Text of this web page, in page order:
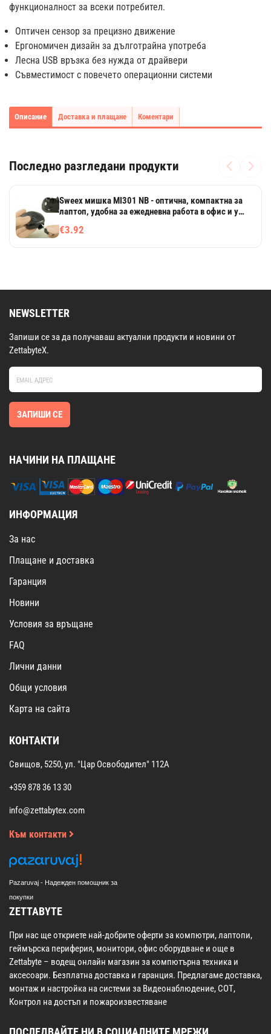
функционалност за всеки потребител.
Оптичен сензор за прецизно движение
Ергономичен дизайн за дълготрайна употреба
Лесна USB връзка без нужда от драйвери
Съвместимост с повечето операционни системи
Описание Доставка и плащане Коментари
Последно разгледани продукти
Sweex мишка MI301 NB - оптична, компактна за
лаптоп, удобна за ежедневна работа в офис и у
€3.92
NEWSLETTER
Запиши се за да получаваш актуални продукти и новини от
ZettabyteX.
ЗАПИШИ СЕ
НАЧИНИ НА ПЛАЩАНЕ
ИНФОРМАЦИЯ
За нас
Плащане и доставка
Гаранция
Новини
Условия за връщане
FAQ
Лични данни
Общи условия
Карта на сайта
КОНТАКТИ
Свищов, 5250, ул. "Цар Освободител" 112А
+359 878 36 13 30
info@zettabytex.com
Към контакти
Pazaruvaj - Надежден помощник за
покупки
ZETTABYTE
При нас ще откриете най-добрите оферти за компютри, лаптопи,
геймърска периферия, монитори, офис оборудване и още в
Zettabyte – водещ онлайн магазин за компютърна техника и
аксесоари. Безплатна доставка и гаранция. Предлагаме доставка,
монтаж и настройка на системи за Видеонаблюдение, СОТ,
Контрол на достъп и пожароизвестяване